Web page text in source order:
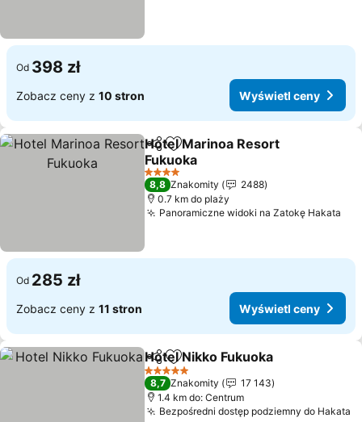
Od 398 zł
Zobacz ceny z 10 stron Wyświetl ceny
Udostępnij
Dodaj do ulubionych
Hotel Marinoa Resort
Fukuoka
Wyświetl ceny
4 Kategoria
8,8 Znakomity
2488
0.7 km do plaży
Panoramiczne widoki na Zatokę Hakata
Od 285 zł
Zobacz ceny z 11 stron Wyświetl ceny
Udostępnij
Dodaj do ulubionych
Hotel Nikko Fukuoka
5 Kategoria
8,7 Znakomity
17 143
1.4 km do: Centrum
Bezpośredni dostęp podziemny do Hakata